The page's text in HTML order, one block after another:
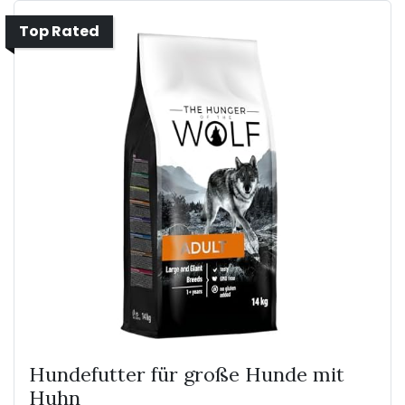
Top Rated
Hundefutter für große Hunde mit
Huhn